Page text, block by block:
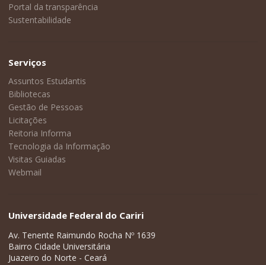
Portal da transparência
Sustentabilidade
Serviços
Assuntos Estudantis
Bibliotecas
Gestão de Pessoas
Licitações
Reitoria Informa
Tecnologia da Informação
Visitas Guiadas
Webmail
Universidade Federal do Cariri
Av. Tenente Raimundo Rocha Nº 1639
Bairro Cidade Universitária
Juazeiro do Norte - Ceará